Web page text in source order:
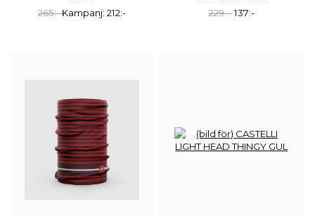
265:-Kampanj: 212:- 229:-137:-